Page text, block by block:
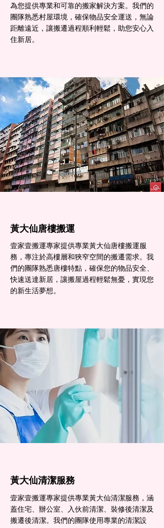
為您提供專業和可靠的搬家解決方案。我們的
團隊熟悉村屋環境，確保物品安全運送，無論
距離遠近，讓搬遷過程順利輕鬆，助您安心入
住新居。
黃大仙​唐樓搬運
壹家壹搬運專家提供專業黃大仙唐樓搬運服
務，專注於高樓層和狹窄空間的搬遷需求。我
們的團隊熟悉唐樓特點，確保您的物品安全、
快速送達新居，讓搬屋過程輕鬆無憂，實現您
的新生活夢想。
黃大仙清潔服務
壹家壹搬運專家提供專業黃大仙清潔服務，涵
蓋住宅、辦公室、入伙前清潔、裝修後清潔及
搬遷後清潔。我們的團隊使用專業的清潔設